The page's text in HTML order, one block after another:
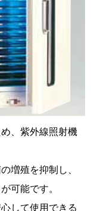
、紫外線照射機
増殖を抑制し、
可能です。
して使用できる